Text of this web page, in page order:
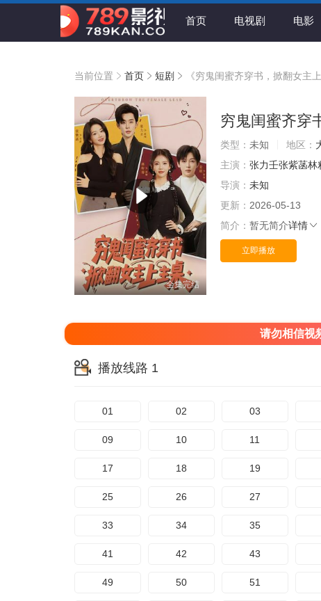
首页 电视剧 电影
当前位置 首页 短剧 《穷鬼闺蜜齐穿书，掀翻女主上
全集完结
穷鬼闺蜜齐穿
类型： 未知 地区：
主演： 张力壬张紫菡林
导演： 未知
更新： 2026-05-13
简介： 暂无简介详情
立即播放
请勿相信视
播放线路 1
01 02 03
09 10 11
17 18 19
25 26 27
33 34 35
41 42 43
49 50 51